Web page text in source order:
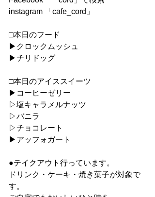
instagram 「cafe_cord」
□本日のフード
▶︎クロックムッシュ
▶︎チリドッグ
□本日のアイススイーツ
▶︎コーヒーゼリー
▷塩キャラメルナッツ
▷バニラ
▷チョコレート
▶︎アッフォガート
●テイクアウト行っています。
ドリンク・ケーキ・焼き菓子が対象で
す。